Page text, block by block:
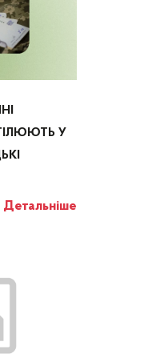
У
Детальніше